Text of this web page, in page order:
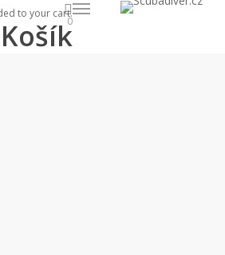
0
to your cart.
Košík
Menu